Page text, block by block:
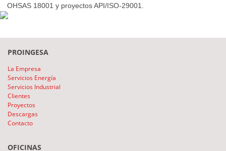
OHSAS 18001 y proyectos API/ISO-29001.
PROINGESA
La Empresa
Servicios Energía
Servicios Industrial
Clientes
Proyectos
Descargas
Contacto
OFICINAS